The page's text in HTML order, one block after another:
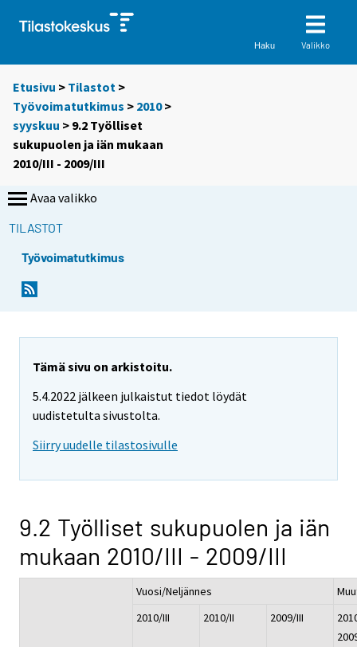
Haku Valikko
Etusivu > Tilastot >
Työvoimatutkimus > 2010>
syyskuu > 9.2 Työlliset
sukupuolen ja iän mukaan
2010/III - 2009/III
Avaa valikko
TILASTOT
Työvoimatutkimus
Tämä sivu on arkistoitu.
5.4.2022 jälkeen julkaistut tiedot löydät
uudistetulta sivustolta.
Siirry uudelle tilastosivulle
9.2 Työlliset sukupuolen ja iän
mukaan 2010/III - 2009/III
Vuosi/Neljännes
2010/III
2010/II 2009/III